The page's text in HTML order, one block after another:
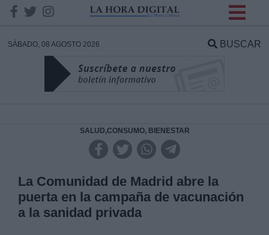
SÁBADO, 08 AGOSTO 2026 BUSCAR
SALUD,CONSUMO, BIENESTAR
La Comunidad de Madrid abre la
puerta en la campaña de vacunación
a la sanidad privada
DATOS
Responsable:
Legitimación: